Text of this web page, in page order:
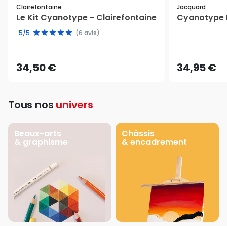
Clairefontaine
Le Kit Cyanotype - Clairefontaine
5/5 (6 avis)
34,50 €
Jacquard
Cyanotype
34,95 €
Tous nos univers
Beaux-arts
& graphisme
Châssis
& encadrement